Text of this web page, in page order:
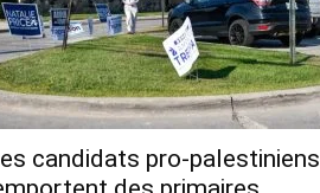
candidats pro-palestiniens